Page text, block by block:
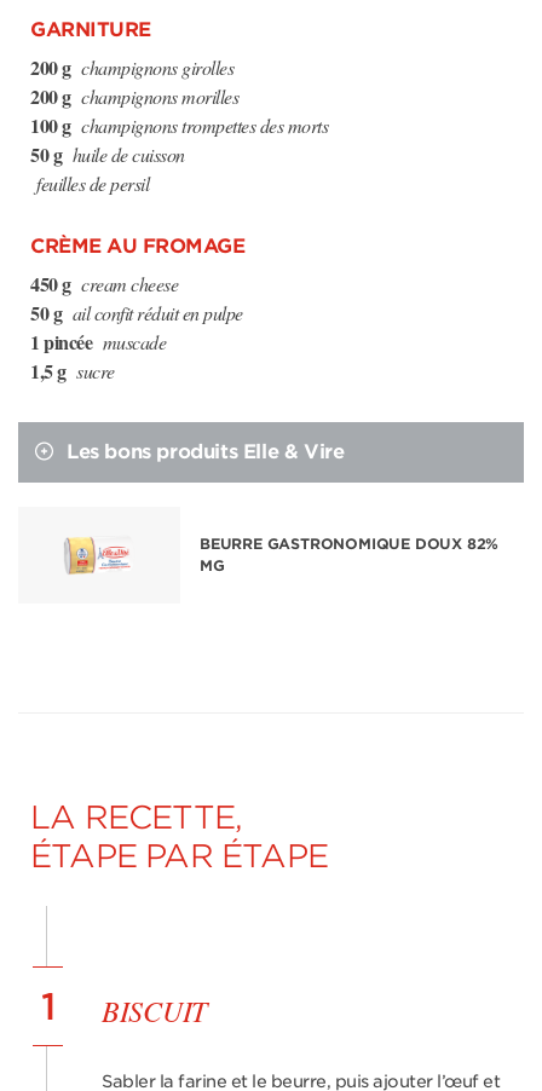
GARNITURE
200 g champignons girolles
200 g champignons morilles
100 g champignons trompettes des morts
50 g huile de cuisson
feuilles de persil
CRÈME AU FROMAGE
450 g cream cheese
50 g ail confit réduit en pulpe
1 pincée muscade
1,5 g sucre
Les bons produits Elle & Vire
BEURRE GASTRONOMIQUE DOUX 82%
MG
LA RECETTE,
ÉTAPE PAR ÉTAPE
1 BISCUIT
Sabler la farine et le beurre, puis ajouter l’œuf et